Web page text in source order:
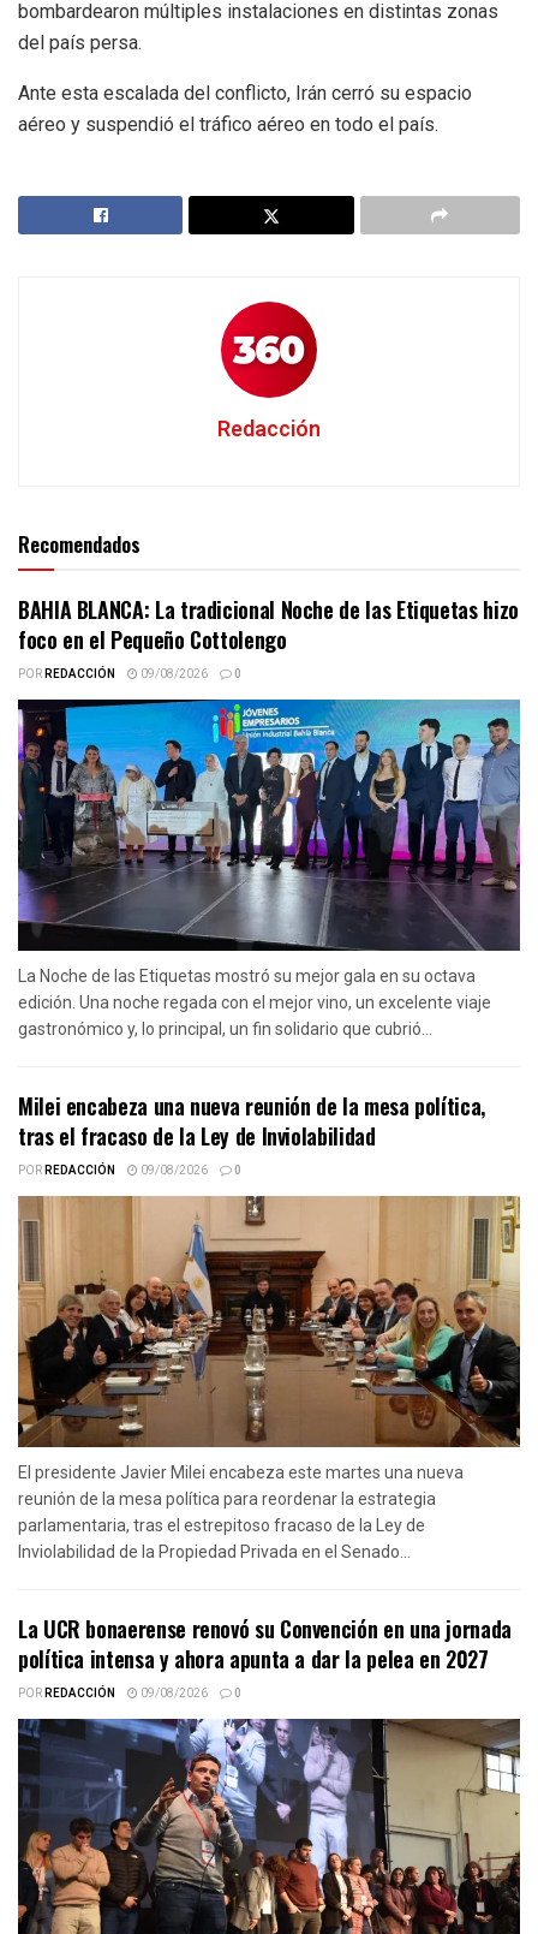
bombardearon múltiples instalaciones en distintas zonas
del país persa.
Ante esta escalada del conflicto, Irán cerró su espacio
aéreo y suspendió el tráfico aéreo en todo el país.
Redacción
Recomendados
BAHIA BLANCA: La tradicional Noche de las Etiquetas hizo
foco en el Pequeño Cottolengo
PORREDACCIÓN 09/08/2026 0
La Noche de las Etiquetas mostró su mejor gala en su octava
edición. Una noche regada con el mejor vino, un excelente viaje
gastronómico y, lo principal, un fin solidario que cubrió...
Milei encabeza una nueva reunión de la mesa política,
tras el fracaso de la Ley de Inviolabilidad
PORREDACCIÓN 09/08/2026 0
El presidente Javier Milei encabeza este martes una nueva
reunión de la mesa política para reordenar la estrategia
parlamentaria, tras el estrepitoso fracaso de la Ley de
Inviolabilidad de la Propiedad Privada en el Senado...
La UCR bonaerense renovó su Convención en una jornada
política intensa y ahora apunta a dar la pelea en 2027
PORREDACCIÓN 09/08/2026 0